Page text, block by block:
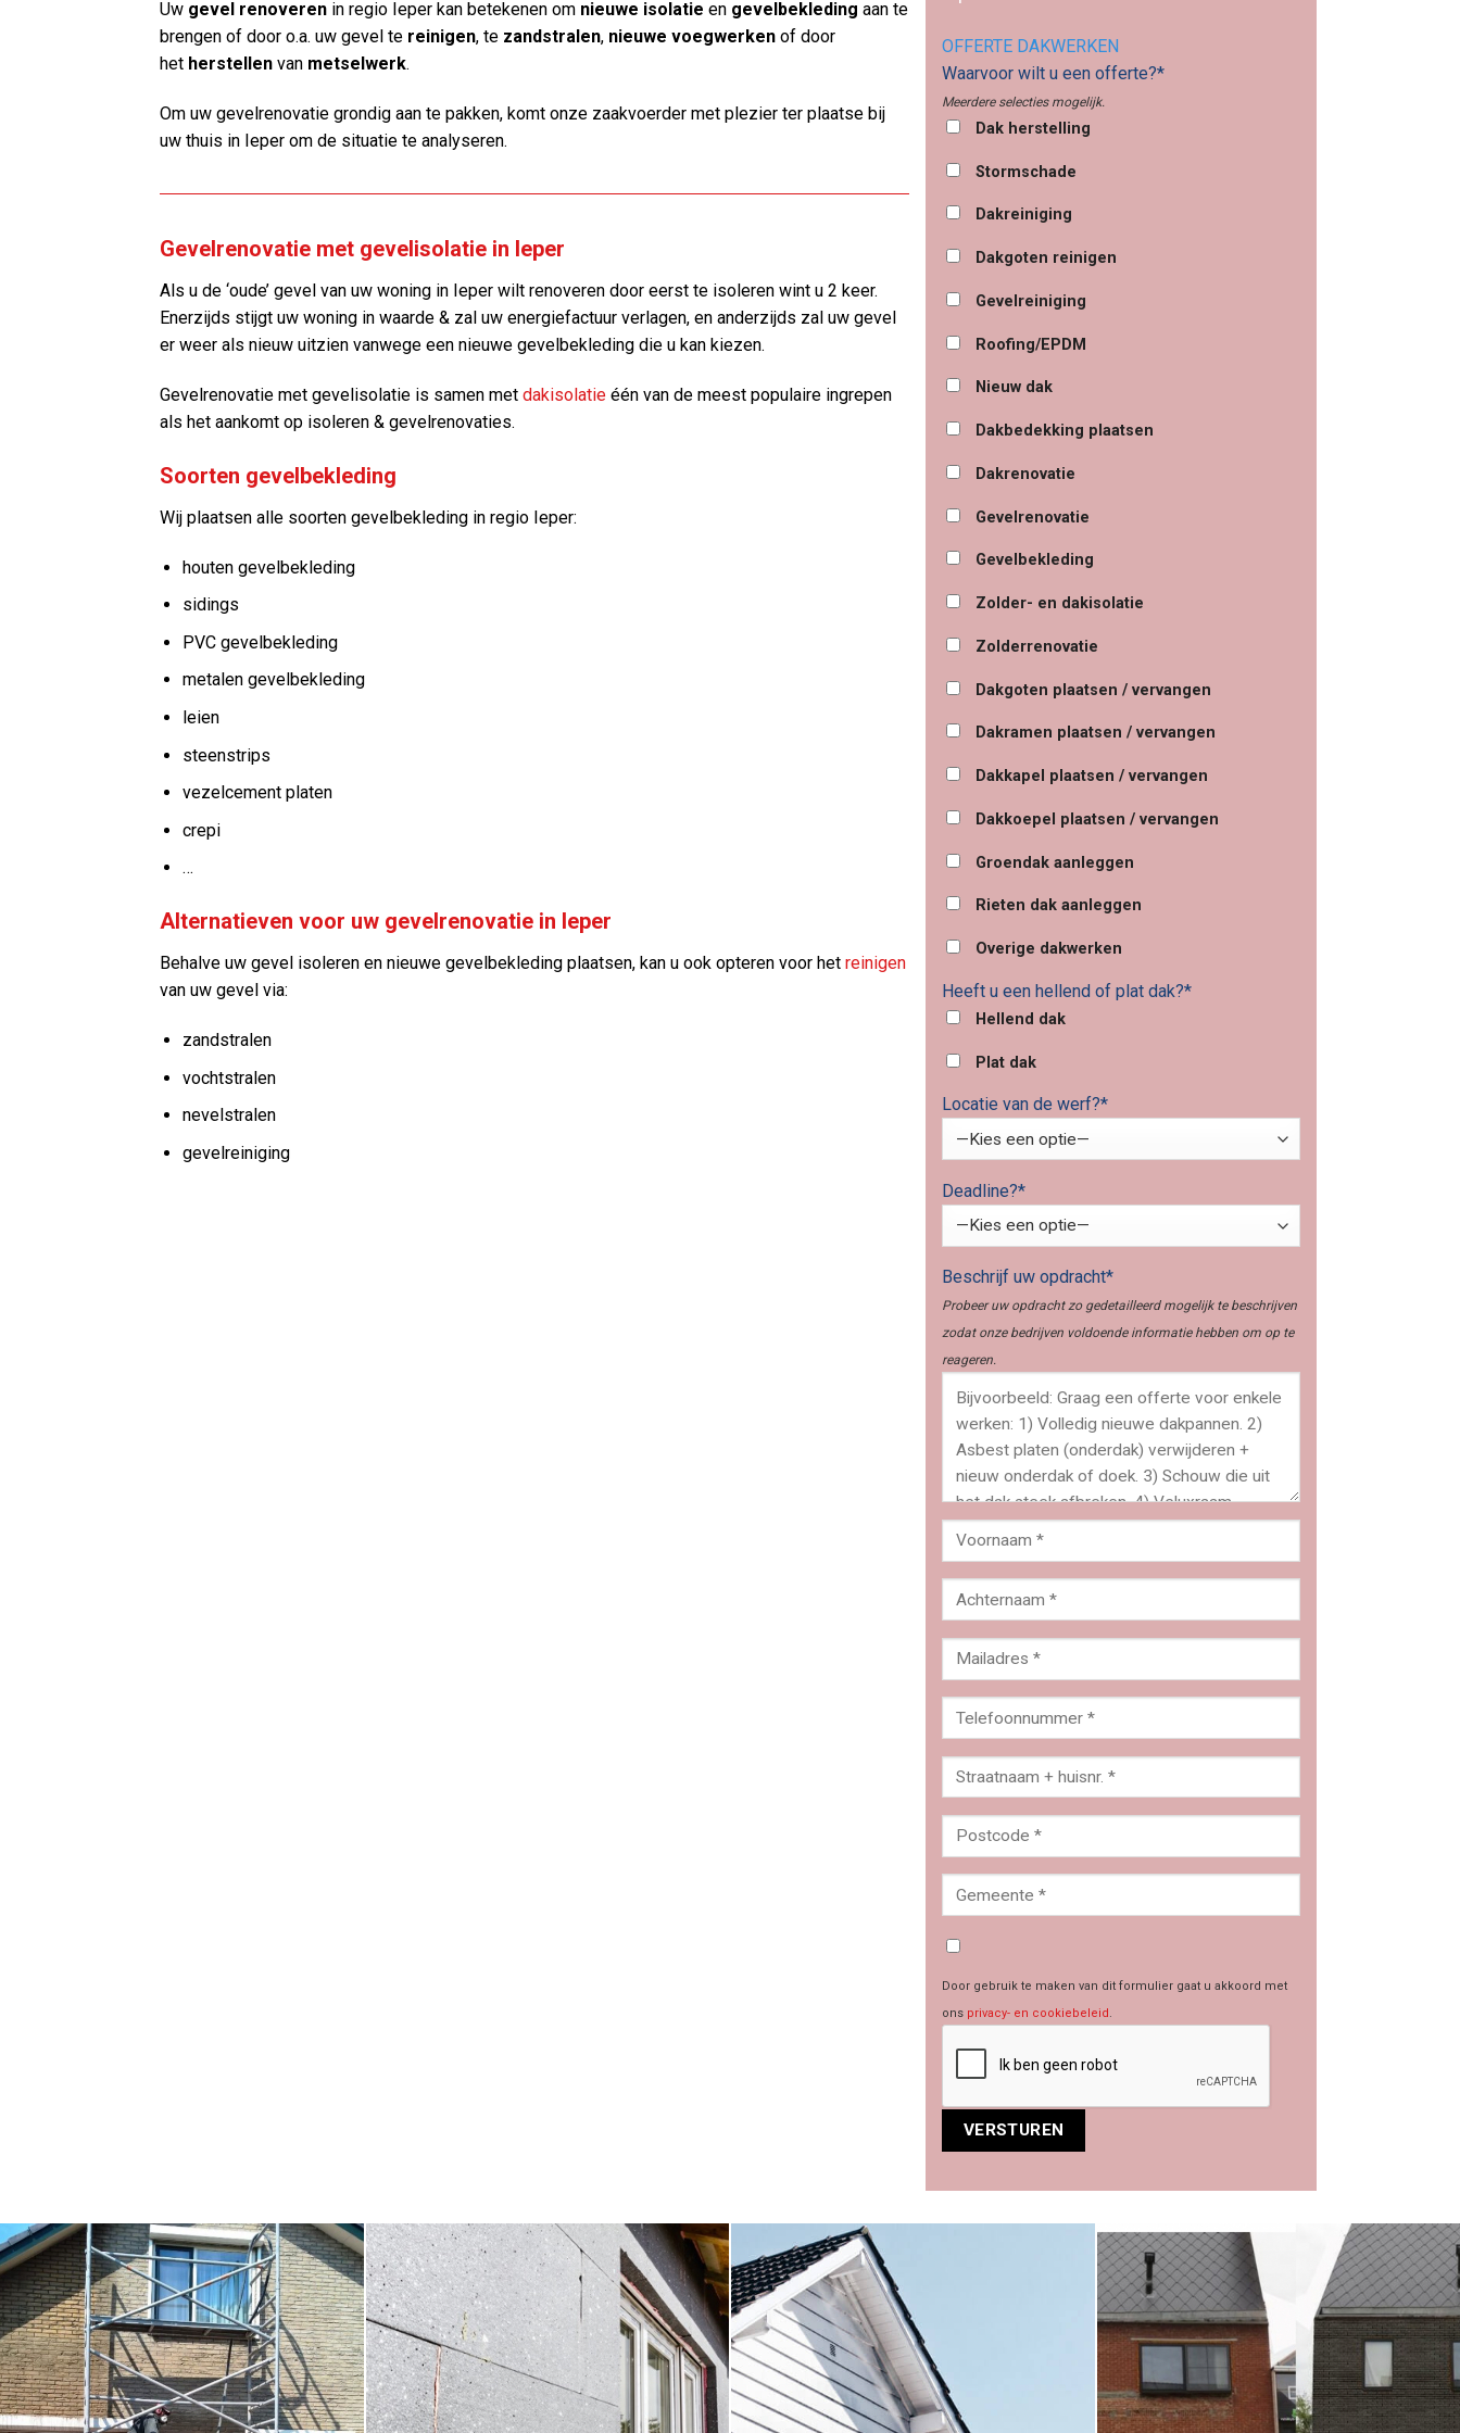
Uw gevel renoveren in regio Ieper kan betekenen om nieuwe isolatie en gevelbekleding aan te
brengen of door o.a. uw gevel te reinigen, te zandstralen, nieuwe voegwerken of door
het herstellen van metselwerk.
Om uw gevelrenovatie grondig aan te pakken, komt onze zaakvoerder met plezier ter plaatse bij
uw thuis in Ieper om de situatie te analyseren.
Gevelrenovatie met gevelisolatie in Ieper
Als u de ‘oude’ gevel van uw woning in Ieper wilt renoveren door eerst te isoleren wint u 2 keer.
Enerzijds stijgt uw woning in waarde & zal uw energiefactuur verlagen, en anderzijds zal uw gevel
er weer als nieuw uitzien vanwege een nieuwe gevelbekleding die u kan kiezen.
Gevelrenovatie met gevelisolatie is samen met dakisolatie één van de meest populaire ingrepen
als het aankomt op isoleren & gevelrenovaties.
Soorten gevelbekleding
Wij plaatsen alle soorten gevelbekleding in regio Ieper:
houten gevelbekleding
sidings
PVC gevelbekleding
metalen gevelbekleding
leien
steenstrips
vezelcement platen
crepi
…
Alternatieven voor uw gevelrenovatie in Ieper
Behalve uw gevel isoleren en nieuwe gevelbekleding plaatsen, kan u ook opteren voor het reinigen
van uw gevel via:
zandstralen
vochtstralen
nevelstralen
gevelreiniging
OFFERTE DAKWERKEN
Waarvoor wilt u een offerte?*
Meerdere selecties mogelijk.
Dak herstelling
Stormschade
Dakreiniging
Dakgoten reinigen
Gevelreiniging
Roofing/EPDM
Nieuw dak
Dakbedekking plaatsen
Dakrenovatie
Gevelrenovatie
Gevelbekleding
Zolder- en dakisolatie
Zolderrenovatie
Dakgoten plaatsen / vervangen
Dakramen plaatsen / vervangen
Dakkapel plaatsen / vervangen
Dakkoepel plaatsen / vervangen
Groendak aanleggen
Rieten dak aanleggen
Overige dakwerken
Heeft u een hellend of plat dak?*
Hellend dak
Plat dak
Locatie van de werf?*
Deadline?*
Beschrijf uw opdracht*
Probeer uw opdracht zo gedetailleerd mogelijk te beschrijven
zodat onze bedrijven voldoende informatie hebben om op te
reageren.
Door gebruik te maken van dit formulier gaat u akkoord met
ons privacy- en cookiebeleid.